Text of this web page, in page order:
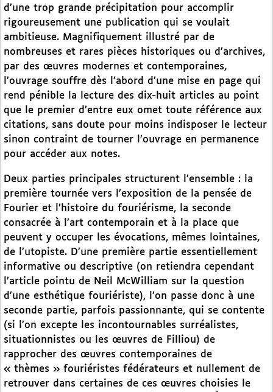
d’une trop grande précipitation pour accomplir
rigoureusement une publication qui se voulait
ambitieuse. Magnifiquement illustré par de
nombreuses et rares pièces historiques ou d’archives,
par des œuvres modernes et contemporaines,
l’ouvrage souffre dès l’abord d’une mise en page qui
rend pénible la lecture des dix-huit articles au point
que le premier d’entre eux omet toute référence aux
citations, sans doute pour moins indisposer le lecteur
sinon contraint de tourner l’ouvrage en permanence
pour accéder aux notes.
Deux parties principales structurent l’ensemble : la
première tournée vers l’exposition de la pensée de
Fourier et l’histoire du fouriérisme, la seconde
consacrée à l’art contemporain et à la place que
peuvent y occuper les évocations, mêmes lointaines,
de l’utopiste. D’une première partie essentiellement
informative ou descriptive (on retiendra cependant
l’article pointu de Neil McWilliam sur la question
d’une esthétique fouriériste), l’on passe donc à une
seconde partie, parfois passionnante, qui se contente
(si l’on excepte les incontournables surréalistes,
situationnistes ou les œuvres de Filliou) de
rapprocher des œuvres contemporaines de
« thèmes » fouriéristes fédérateurs et nullement de
retrouver dans certaines de ces œuvres choisies le